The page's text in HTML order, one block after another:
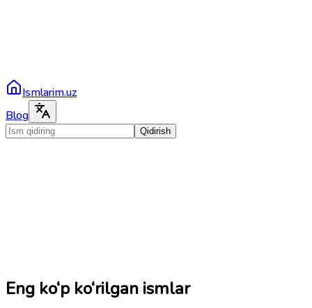
Ismlarim.uz
Blog
Qidirish
Eng ko‘p ko‘rilgan ismlar